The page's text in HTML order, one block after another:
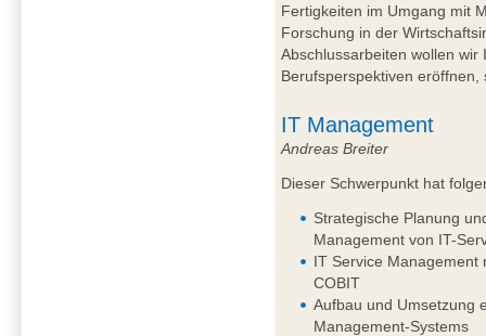
Fertigkeiten im Umgang mit
Forschung in der
Abschlussarbeiten wollen
Berufsperspektiven
IT Management
Andreas Breiter
Dieser Schwerpunkt hat
Strategische Planung
Management von IT-
IT Service Management
COBIT
Aufbau und Umsetzung
Management-Systems